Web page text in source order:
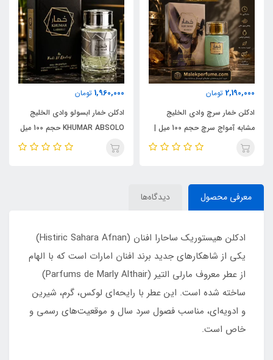
2,190,000 تومان
ادکلن خمار سرچ وادی الخلیج
مشابه آمواج سرچ حجم 100 میل |
KHUMAR Search Eau de
1,960,000 تومان
ادکلن خمار ابسولو وادی الخلیج
KHUMAR ABSOLO حجم 100 میل
| مشابه اورجینال ایو سن لورن مای
معرفی محصول دیدگاه‌ها
ادکلن هیستوریک ساحارا افنان (Histiric Sahara Afnan)
یکی از شاهکارهای جدید برند افنان امارات است که با الهام
از عطر معروف مارلی التیر (Parfums de Marly Althair)
ساخته شده است. این عطر با رایحه‌ای لوکس، گرم، شیرین
و ادویه‌ای، مناسب فصول سرد سال و موقعیت‌های رسمی و
خاص است.